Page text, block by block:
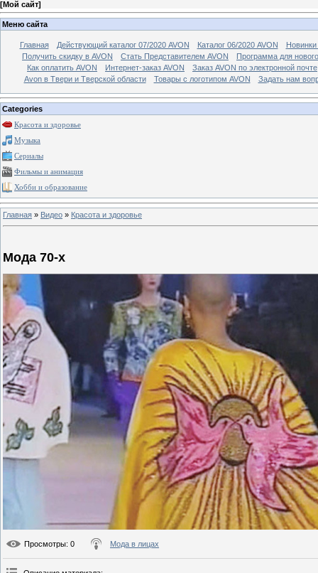
[Мой сайт]
Меню сайта
Главная Действующий каталог 07/2020 AVON Каталог 06/2020 AVON
Новинки
Получить скидку в AVON
Стать Представителем AVON
Программа для
Как оплатить AVON
Интернет-заказ AVON
Заказ AVON по электронной почте
Avon в Твери и Тверской области
Товары с логотипом AVON Задать нам
Categories
Красота и здоровье
Музыка
Сериалы
Фильмы и анимация
Хобби и образование
Главная » Видео » Красота и здоровье
Мода 70-х
Просмотры: 0 Мода в лицах